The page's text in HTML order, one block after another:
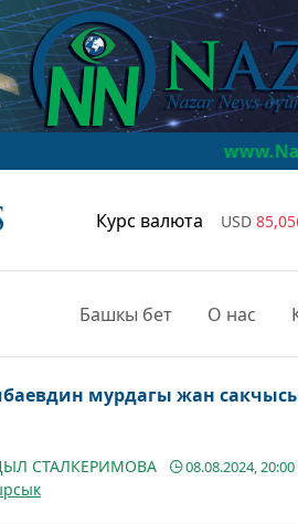
www.NazarNews.kg
Курс валюта USD
Башкы бет О нас
мурдагы жан
СТАЛКЕРИМОВА 08.08.2024, 20:00